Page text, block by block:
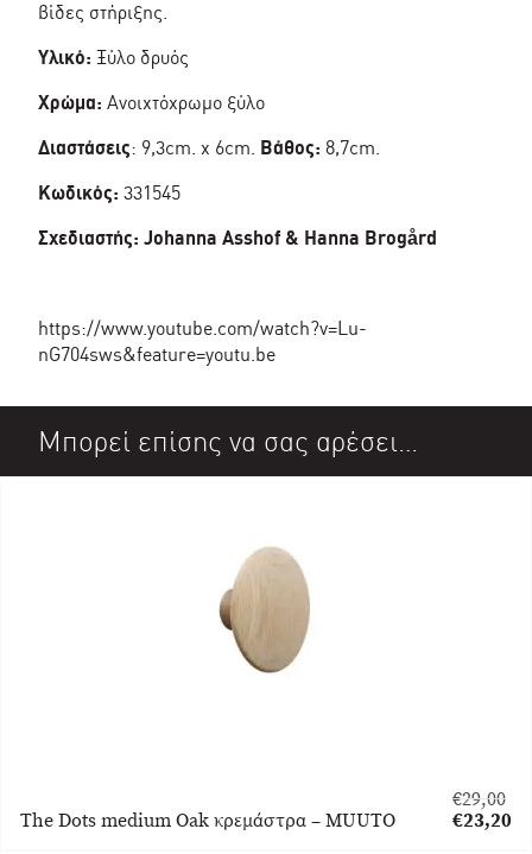
βίδες στήριξης.
Υλικό: Ξύλο δρυός
Χρώμα: Ανοιχτόχρωμο ξύλο
Διαστάσεις: 9,3cm. x 6cm. Bάθος: 8,7cm.
Κωδικός: 331545
Σχεδιαστής: Johanna Asshof & Hanna Brogård
https://www.youtube.com/watch?v=Lu-
nG704sws&feature=youtu.be
Μπορεί επίσης να σας αρέσει…
The Dots medium Oak κρεμάστρα – MUUTO
€29,00
Original
price
€23,20